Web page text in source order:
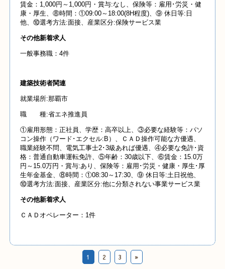
賃金：1,000円～1,000円・賞与:なし、保険等：雇用･労災・健
康・厚生、⑧時間：①09:00～18:00(8H程度)、⑨ 休日等:日
他、⑩選考方法:面接、産業区分:保険サービス業
その他新着求人
一般事務職：4件
建築技術者関連
就業場所:那覇市
職 種:省エネ推進員
①雇用形態：正社員、学歴：高卒以上、③必要な経験等：パソ
コン操作（ワード･エクセル:B）、ＣＡＤ操作可能な方優遇、
職業経験不問、電気工事士2･3級あれば優遇、④必要な免許･資
格：普通自動車運転免許、⑤年齢：30歳以下、⑥賃金：15.0万
円～15.0万円・賞与:あり、保険等：雇用･労災・健康・厚生･厚
生年金基金、⑧時間：①08:30～17:30、⑨ 休日等:土日祝他、
⑩選考方法:面接、産業区分:他に分類されない事業サービス業
その他新着求人
ＣＡＤオペレーター：1件
1 2 3 »